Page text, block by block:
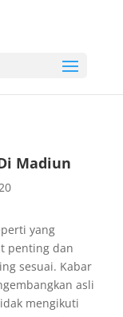
Madiun
yang
penting dan
sesuai. Kabar
asli
mengikuti